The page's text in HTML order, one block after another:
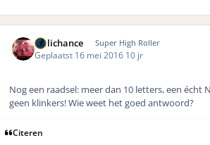
Hillichance Super High Roller
Geplaatst 16 mei 2016 10 jr
Nog een raadsel: meer dan 10 letters, een écht
geen klinkers! Wie weet het goed antwoord?
Citeren